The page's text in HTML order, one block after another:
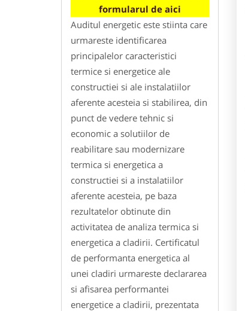
formularul de aici
Auditul energetic este stiinta care
urmareste identificarea
principalelor caracteristici
termice si energetice ale
constructiei si ale instalatiilor
aferente acesteia si stabilirea, din
punct de vedere tehnic si
economic a solutiilor de
reabilitare sau modernizare
termica si energetica a
constructiei si a instalatiilor
aferente acesteia, pe baza
rezultatelor obtinute din
activitatea de analiza termica si
energetica a cladirii. Certificatul
de performanta energetica al
unei cladiri urmareste declararea
si afisarea performantei
energetice a cladirii, prezentata